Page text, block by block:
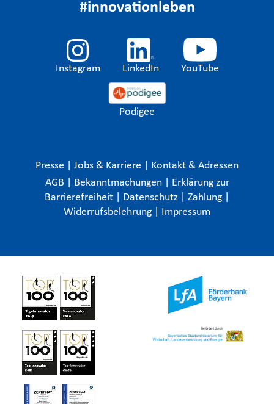
#innovationleben
Instagram LinkedIn YouTube
Podigee
Presse Jobs & Karriere
Kontakt & Adressen
AGB
Bekanntmachungen
Erklärung zur
Barrierefreiheit
Datenschutz Zahlung
Widerrufsbelehrung
Impressum